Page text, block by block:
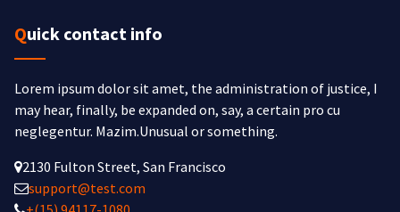
Quick contact info
Lorem ipsum dolor sit amet, the administration of justice, I
may hear, finally, be expanded on, say, a certain pro cu
neglegentur. Mazim.Unusual or something.
2130 Fulton Street, San Francisco
support@test.com